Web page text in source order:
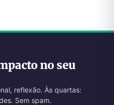
no seu
reflexão. Às quartas:
Sem spam.